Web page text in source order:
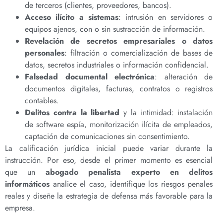
de terceros (clientes, proveedores, bancos).
Acceso ilícito a sistemas: intrusión en servidores o
equipos ajenos, con o sin sustracción de información.
Revelación de secretos empresariales o datos
personales: filtración o comercialización de bases de
datos, secretos industriales o información confidencial.
Falsedad documental electrónica: alteración de
documentos digitales, facturas, contratos o registros
contables.
Delitos contra la libertad y la intimidad: instalación
de software espía, monitorización ilícita de empleados,
captación de comunicaciones sin consentimiento.
La calificación jurídica inicial puede variar durante la
instrucción. Por eso, desde el primer momento es esencial
que un abogado penalista experto en delitos
informáticos analice el caso, identifique los riesgos penales
reales y diseñe la estrategia de defensa más favorable para la
empresa.